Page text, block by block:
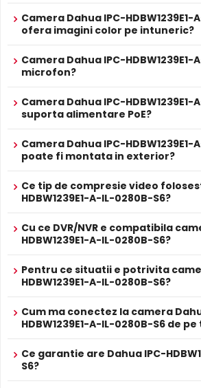
Filtru IR Mecanic (ICR)
Dahua IPC-HDBW1239E1-A-IL-0280B-
mecanic autoretractabilce filtreaza
pe timpul zilei, pentru a evita
sa treaca, imbunatatind vizibilitatea.
Alte functii
(regiune de interes), DWDR
(reducere zgomot 3D), BLC
puternice), Starlight, Ultra Low
ALIMENTARE
Sursa de alimentare NU este
Alimentare
Da
NVR sau Switch POE
PROSPECT PRODUCATOR
tehnic
Dahua IPC-HDBW1239E1-A-
0280B-S6 au caracter informativ.
Camera Dahua IPC-HDBW1239E1-
ofera imagini color pe intuneric?
Camera Dahua IPC-
microfon?
Camera Dahua IPC-HDBW1239E1-
suporta alimentare PoE?
Camera Dahua IPC-HDBW1239E1-
poate fi montata in exterior?
Ce tip de compresie video
HDBW1239E1-A-IL-0280B-S6?
Cu ce DVR/NVR e compatibila
HDBW1239E1-A-IL-0280B-S6?
Pentru ce situatii e potrivita
HDBW1239E1-A-IL-0280B-S6?
Cum ma conectez la camera
HDBW1239E1-A-IL-0280B-S6 de
Ce garantie are Dahua IPC-
S6?